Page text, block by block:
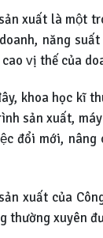
xuất là một
năng
vị thế của
khoa học kĩ
sản xuất,
đổi mới,
xuất của
thường xuyên